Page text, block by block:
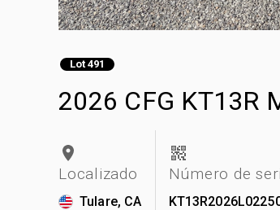
Lot 491
2026 CFG KT13R
Localizado
Tulare, CA
Número de